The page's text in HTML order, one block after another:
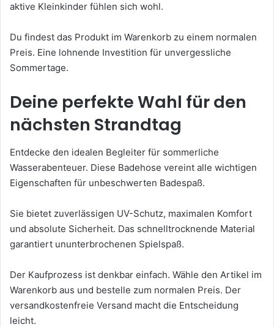
aktive Kleinkinder fühlen sich wohl.
Du findest das Produkt im Warenkorb zu einem normalen
Preis. Eine lohnende Investition für unvergessliche
Sommertage.
Deine perfekte Wahl für den
nächsten Strandtag
Entdecke den idealen Begleiter für sommerliche
Wasserabenteuer. Diese Badehose vereint alle wichtigen
Eigenschaften für unbeschwerten Badespaß.
Sie bietet zuverlässigen UV-Schutz, maximalen Komfort
und absolute Sicherheit. Das schnelltrocknende Material
garantiert ununterbrochenen Spielspaß.
Der Kaufprozess ist denkbar einfach. Wähle den Artikel im
Warenkorb aus und bestelle zum normalen Preis. Der
versandkostenfreie Versand macht die Entscheidung
leicht.